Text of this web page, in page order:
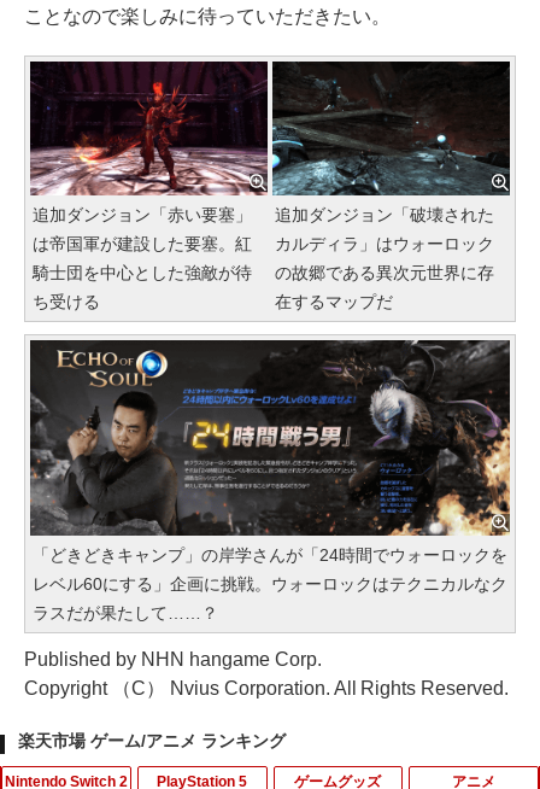
ことなので楽しみに待っていただきたい。
追加ダンジョン「赤い要塞」
は帝国軍が建設した要塞。紅
騎士団を中心とした強敵が待
ち受ける
追加ダンジョン「破壊された
カルディラ」はウォーロック
の故郷である異次元世界に存
在するマップだ
「どきどきキャンプ」の岸学さんが「24時間でウォーロックを
レベル60にする」企画に挑戦。ウォーロックはテクニカルなク
ラスだが果たして……？
Published by NHN hangame Corp.
Copyright （C） Nvius Corporation. All Rights Reserved.
楽天市場 ゲーム/アニメ ランキング
Nintendo Switch 2 PlayStation 5 ゲームグッズ アニメ